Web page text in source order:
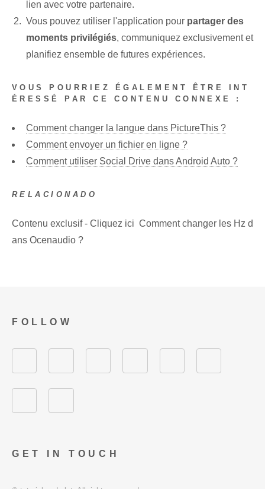
lien avec votre partenaire.
Vous pouvez utiliser l'application pour partager des
moments privilégiés, communiquez exclusivement et
planifiez ensemble de futures expériences.
VOUS POURRIEZ ÉGALEMENT ÊTRE INT
ÉRESSÉ PAR CE CONTENU CONNEXE :
Comment changer la langue dans PictureThis ?
Comment envoyer un fichier en ligne ?
Comment utiliser Social Drive dans Android Auto ?
RELACIONADO
Contenu exclusif - Cliquez ici Comment changer les Hz d
ans Ocenaudio ?
GET IN TOUCH
FOLLOW